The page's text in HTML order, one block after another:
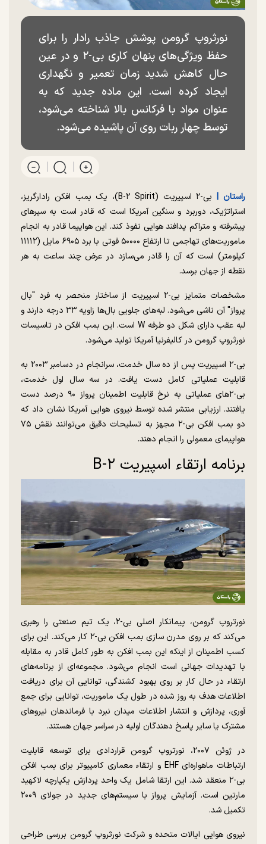
نورثروپ گرومن پوشش جاذب رادار را برای
حفظ ویژگی‌های پنهان کاری بی-۲ و در عین
حال کاهش شدید زمان تعمیر و نگهداری
ایجاد کرده است. این ماده جدید که به
عنوان مواد با فرکانس بالا شناخته می‌شود،
توسط چهار ربات روی آن پاشیده می‌شود.
راستان |
بی-۲ اسپیریت (B-۲ Spirit)، یک بمب افکن رادارگریز،
استراتژیک، دوربرد و سنگین آمریکا است که قادر است به سپر‌های
پیشرفته و متراکم پدافند هوایی نفوذ کند. این هواپیما قادر به انجام
ماموریت‌های تهاجمی تا ارتفاع ۵۰۰۰۰ فوتی با برد ۶۹۰۵ مایل (۱۱۱۱۲
کیلومتر) است که آن را قادر می‌سازد در عرض چند ساعت به هر
نقطه از جهان برسد.
مشخصات متمایز بی-۲ اسپیریت از ساختار منحصر به فرد "بال
پرواز" آن ناشی می‌شود. لبه‌های جلویی بال‌ها زاویه ۳۳ درجه دارند و
لبه عقب دارای شکل دو طرفه W است. این بمب افکن در تاسیسات
نورثروپ گرومن در کالیفرنیا آمریکا تولید می‌شود.
بی-۲ اسپیریت پس از ده سال خدمت، سرانجام در دسامبر ۲۰۰۳ به
قابلیت عملیاتی کامل دست یافت. در سه سال اول خدمت،
بی-۲‌های عملیاتی به نرخ قابلیت اطمینان پرواز ۹۰ درصد دست
یافتند. ارزیابی منتشر شده توسط نیروی هوایی آمریکا نشان داد که
دو بمب افکن بی-۲ مجهز به تسلیحات دقیق می‌توانند نقش ۷۵
هواپیمای معمولی را انجام دهند.
برنامه ارتقاء اسپیریت B-۲
نورتروپ گرومن، پیمانکار اصلی بی-۲، یک تیم صنعتی را رهبری
می‌کند که بر روی مدرن سازی بمب افکن بی-۲ کار می‌کند. این برای
کسب اطمینان از اینکه این بمب افکن به طور کامل قادر به مقابله
با تهدیدات جهانی است انجام می‌شود. مجموعه‌ای از برنامه‌های
ارتقاء در حال کار بر روی بهبود کشندگی، توانایی آن برای دریافت
اطلاعات هدف به روز شده در طول یک ماموریت، توانایی برای جمع
آوری، پردازش و انتشار اطلاعات میدان نبرد با فرماندهان نیرو‌های
مشترک یا سایر پاسخ دهندگان اولیه در سراسر جهان هستند.
در ژوئن ۲۰۰۷، نورتروپ گرومن قراردادی برای توسعه قابلیت
ارتباطات ماهواره‌ای EHF و ارتقاء معماری کامپیوتر برای بمب افکن
بی-۲ منعقد شد. این ارتقا شامل یک واحد پردازش یکپارچه لاکهید
مارتین است. آزمایش پرواز با سیستم‌های جدید در جولای ۲۰۰۹
تکمیل شد.
نیروی هوایی ایالات متحده و شرکت نورثروپ گرومن بررسی طراحی